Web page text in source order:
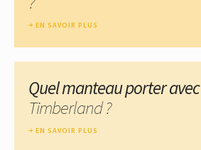
EN SAVOIR PLUS
Quel manteau porter avec
Timberland ?
EN SAVOIR PLUS